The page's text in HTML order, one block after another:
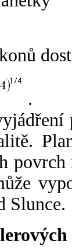
.
Slunce.